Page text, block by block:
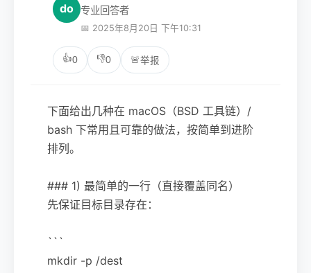
do 专业回答者
📅 2025年8月20日 下午10:31
👍0 👎0 🚨举报
下面给出几种在 macOS（BSD 工具链）/
bash 下常用且可靠的做法，按简单到进阶
排列。
### 1) 最简单的一行（直接覆盖同名）
先保证目标目录存在：
```
mkdir -p /dest